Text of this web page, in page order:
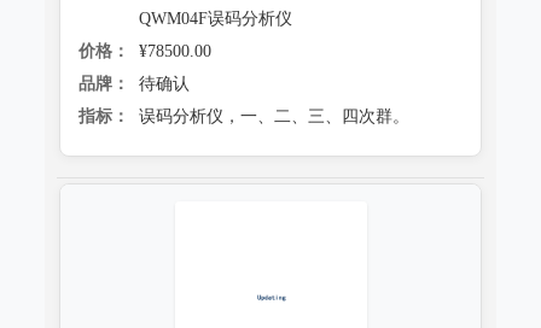
QWM04F误码分析仪
价格：
¥78500.00
品牌：
待确认
指标：
误码分析仪，一、二、三、四次群。